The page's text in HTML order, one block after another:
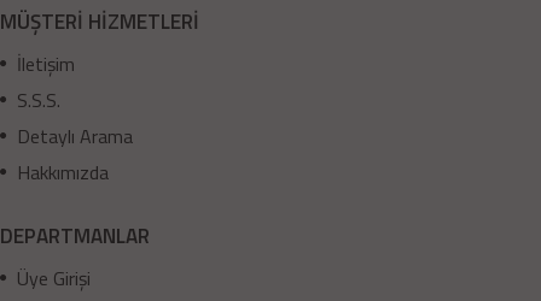
MÜŞTERİ HİZMETLERİ
İletişim
S.S.S.
Detaylı Arama
Hakkımızda
DEPARTMANLAR
Üye Girişi